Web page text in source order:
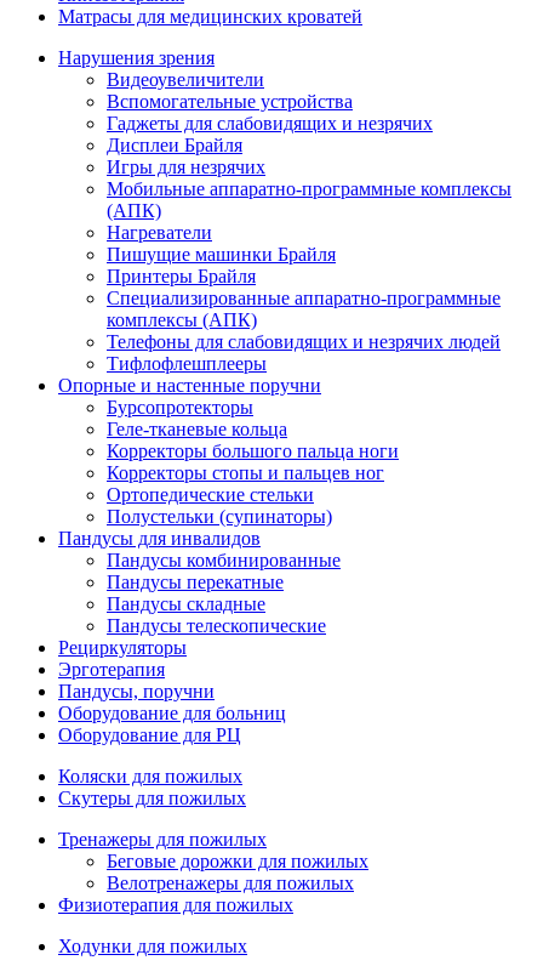
Матрасы для медицинских кроватей
Нарушения зрения
Видеоувеличители
Вспомогательные устройства
Гаджеты для слабовидящих и незрячих
Дисплеи Брайля
Игры для незрячих
Мобильные аппаратно-программные комплексы
(АПК)
Нагреватели
Пишущие машинки Брайля
Принтеры Брайля
Специализированные аппаратно-программные
комплексы (АПК)
Телефоны для слабовидящих и незрячих людей
Тифлофлешплееры
Опорные и настенные поручни
Бурсопротекторы
Геле-тканевые кольца
Корректоры большого пальца ноги
Корректоры стопы и пальцев ног
Ортопедические стельки
Полустельки (супинаторы)
Пандусы для инвалидов
Пандусы комбинированные
Пандусы перекатные
Пандусы складные
Пандусы телескопические
Рециркуляторы
Эрготерапия
Пандусы, поручни
Оборудование для больниц
Оборудование для РЦ
Коляски для пожилых
Скутеры для пожилых
Тренажеры для пожилых
Беговые дорожки для пожилых
Велотренажеры для пожилых
Физиотерапия для пожилых
Ходунки для пожилых